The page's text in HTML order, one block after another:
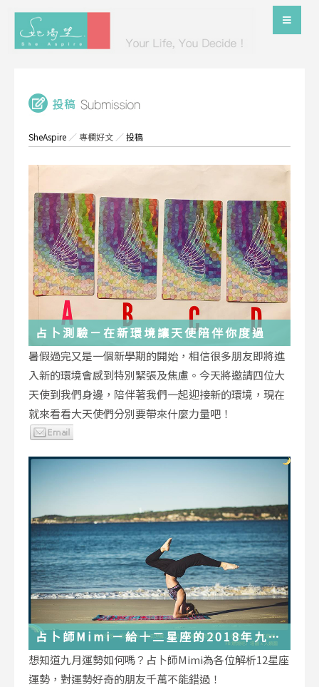
SheAspire ／專欄好文 ／投稿
占卜測驗－在新環境讓天使陪伴你度過
暑假過完又是一個新學期的開始，相信很多朋友即將進
入新的環境會感到特別緊張及焦慮。今天將邀請四位大
天使到我們身邊，陪伴著我們一起迎接新的環境，現在
就來看看大天使們分別要帶來什麼力量吧！
占卜師Mimi－給十二星座的2018年九月
運勢小叮嚀
想知道九月運勢如何嗎？占卜師Mimi為各位解析12星座
運勢，對運勢好奇的朋友千萬不能錯過！